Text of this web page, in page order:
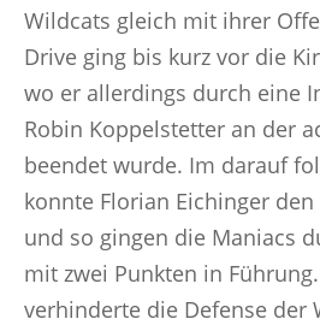
Wildcats gleich mit ihrer
Drive ging bis kurz vor die
wo er allerdings durch eine
Robin Koppelstetter an der
beendet wurde. Im darauf
konnte Florian Eichinger
und so gingen die Maniacs
mit zwei Punkten in
verhinderte die Defense der